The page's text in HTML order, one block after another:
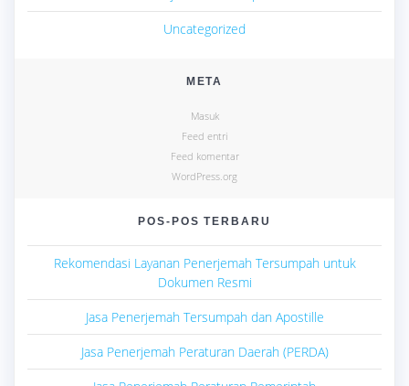
Uncategorized
META
Masuk
Feed entri
Feed komentar
WordPress.org
POS-POS TERBARU
Rekomendasi Layanan Penerjemah Tersumpah untuk
Dokumen Resmi
Jasa Penerjemah Tersumpah dan Apostille
Jasa Penerjemah Peraturan Daerah (PERDA)